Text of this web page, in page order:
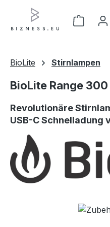
Zum Hauptinhalt springen
BioLite Stirnlampen
BioLite Range
Revolutionäre
USB-C Schnelladung
Bildergalerie überspringen